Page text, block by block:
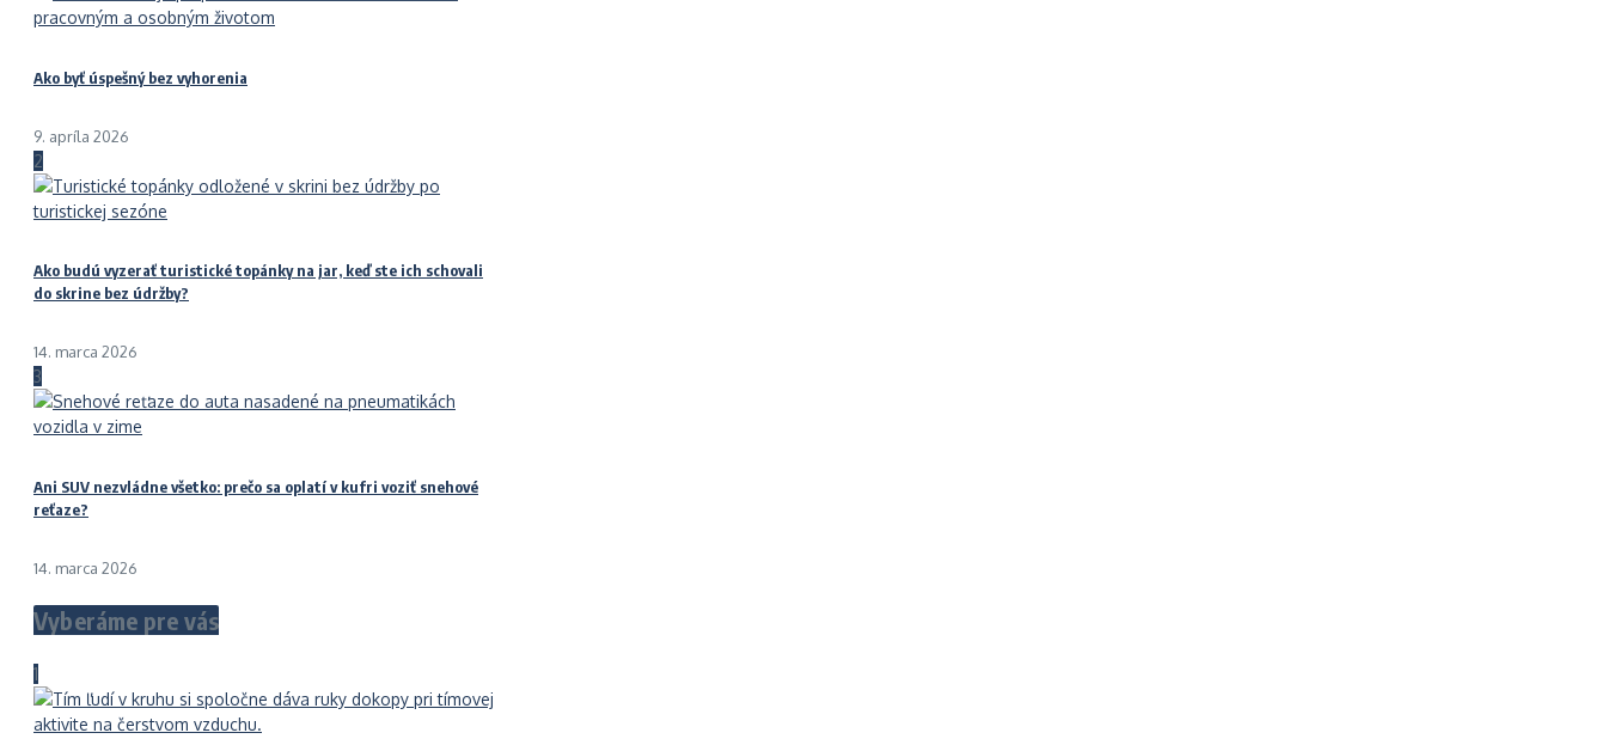
Ako byť úspešný bez vyhorenia
9. apríla 2026
2
Ako budú vyzerať turistické topánky na jar, keď ste ich schovali
do skrine bez údržby?
14. marca 2026
3
Ani SUV nezvládne všetko: prečo sa oplatí v kufri voziť snehové
reťaze?
14. marca 2026
Vyberáme pre vás
1